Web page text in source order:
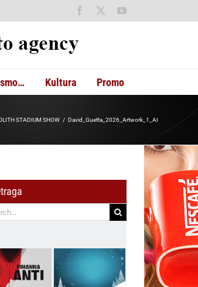
Facebook YouTube
Kultura Promo
STADIUM SHOW David_Guetta_2026_Artwork_1_AI